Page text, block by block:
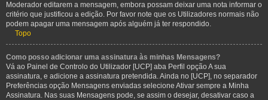
Moderador editarem a mensagem, embora possam deixar uma nota informar o
critério que justificou a edição. Por favor note que os Utilizadores normais não
podem apagar uma mensagem após alguém já ter respondido.
Topo
Como posso adicionar uma assinatura às minhas Mensagens?
Vá ao Painel de Controlo do Utilizador [UCP] aba Perfil opção A sua
assinatura, e adicione a assinatura pretendida. Ainda no [UCP], no separador
Preferências opção Mensagens enviadas selecione Ativar sempre a Minha
Assinatura. Nas suas Mensagens pode, se assim o desejar, desativar caso a